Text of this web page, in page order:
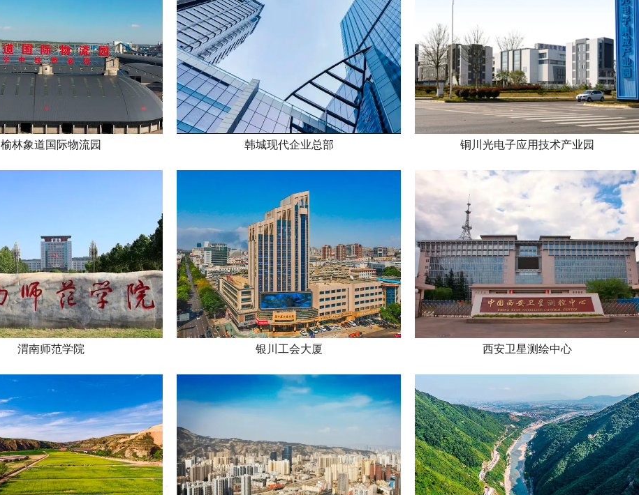
榆林象道国际物流园 韩城现代企业总部 铜川光电子应用技术产业园
渭南师范学院 银川工会大厦 西安卫星测绘中心